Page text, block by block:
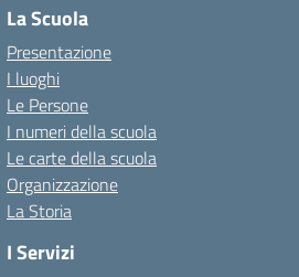
La Scuola
Presentazione
I luoghi
Le Persone
I numeri della scuola
Le carte della scuola
Organizzazione
La Storia
I Servizi